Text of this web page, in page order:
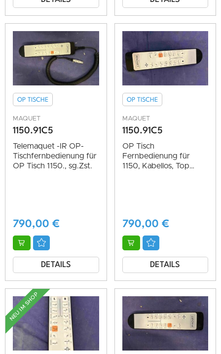
OP TISCHE
MAQUET
1150.91C5
Telemaquet -IR OP-
Tischfernbedienung für
OP Tisch 1150., sg.Zst.
790,00 €
DETAILS
OP TISCHE
MAQUET
1150.91C5
OP Tisch
Fernbedienung für
1150, Kabellos, Top
790,00 €
DETAILS
NEU IM SHOP